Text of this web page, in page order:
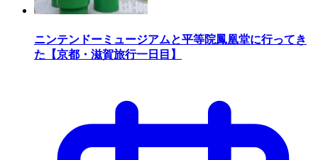
ニンテンドーミュージアムと平等院鳳凰堂に行ってき
た【京都・滋賀旅行一日目】